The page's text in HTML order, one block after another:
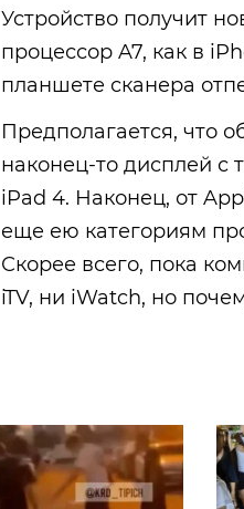
Устройство получит
процессор A7, как в
планшете сканера
Предполагается, что
наконец-то дисплей с
iPad 4. Наконец, от
еще ею категориям
Скорее всего, пока
iTV, ни iWatch, но